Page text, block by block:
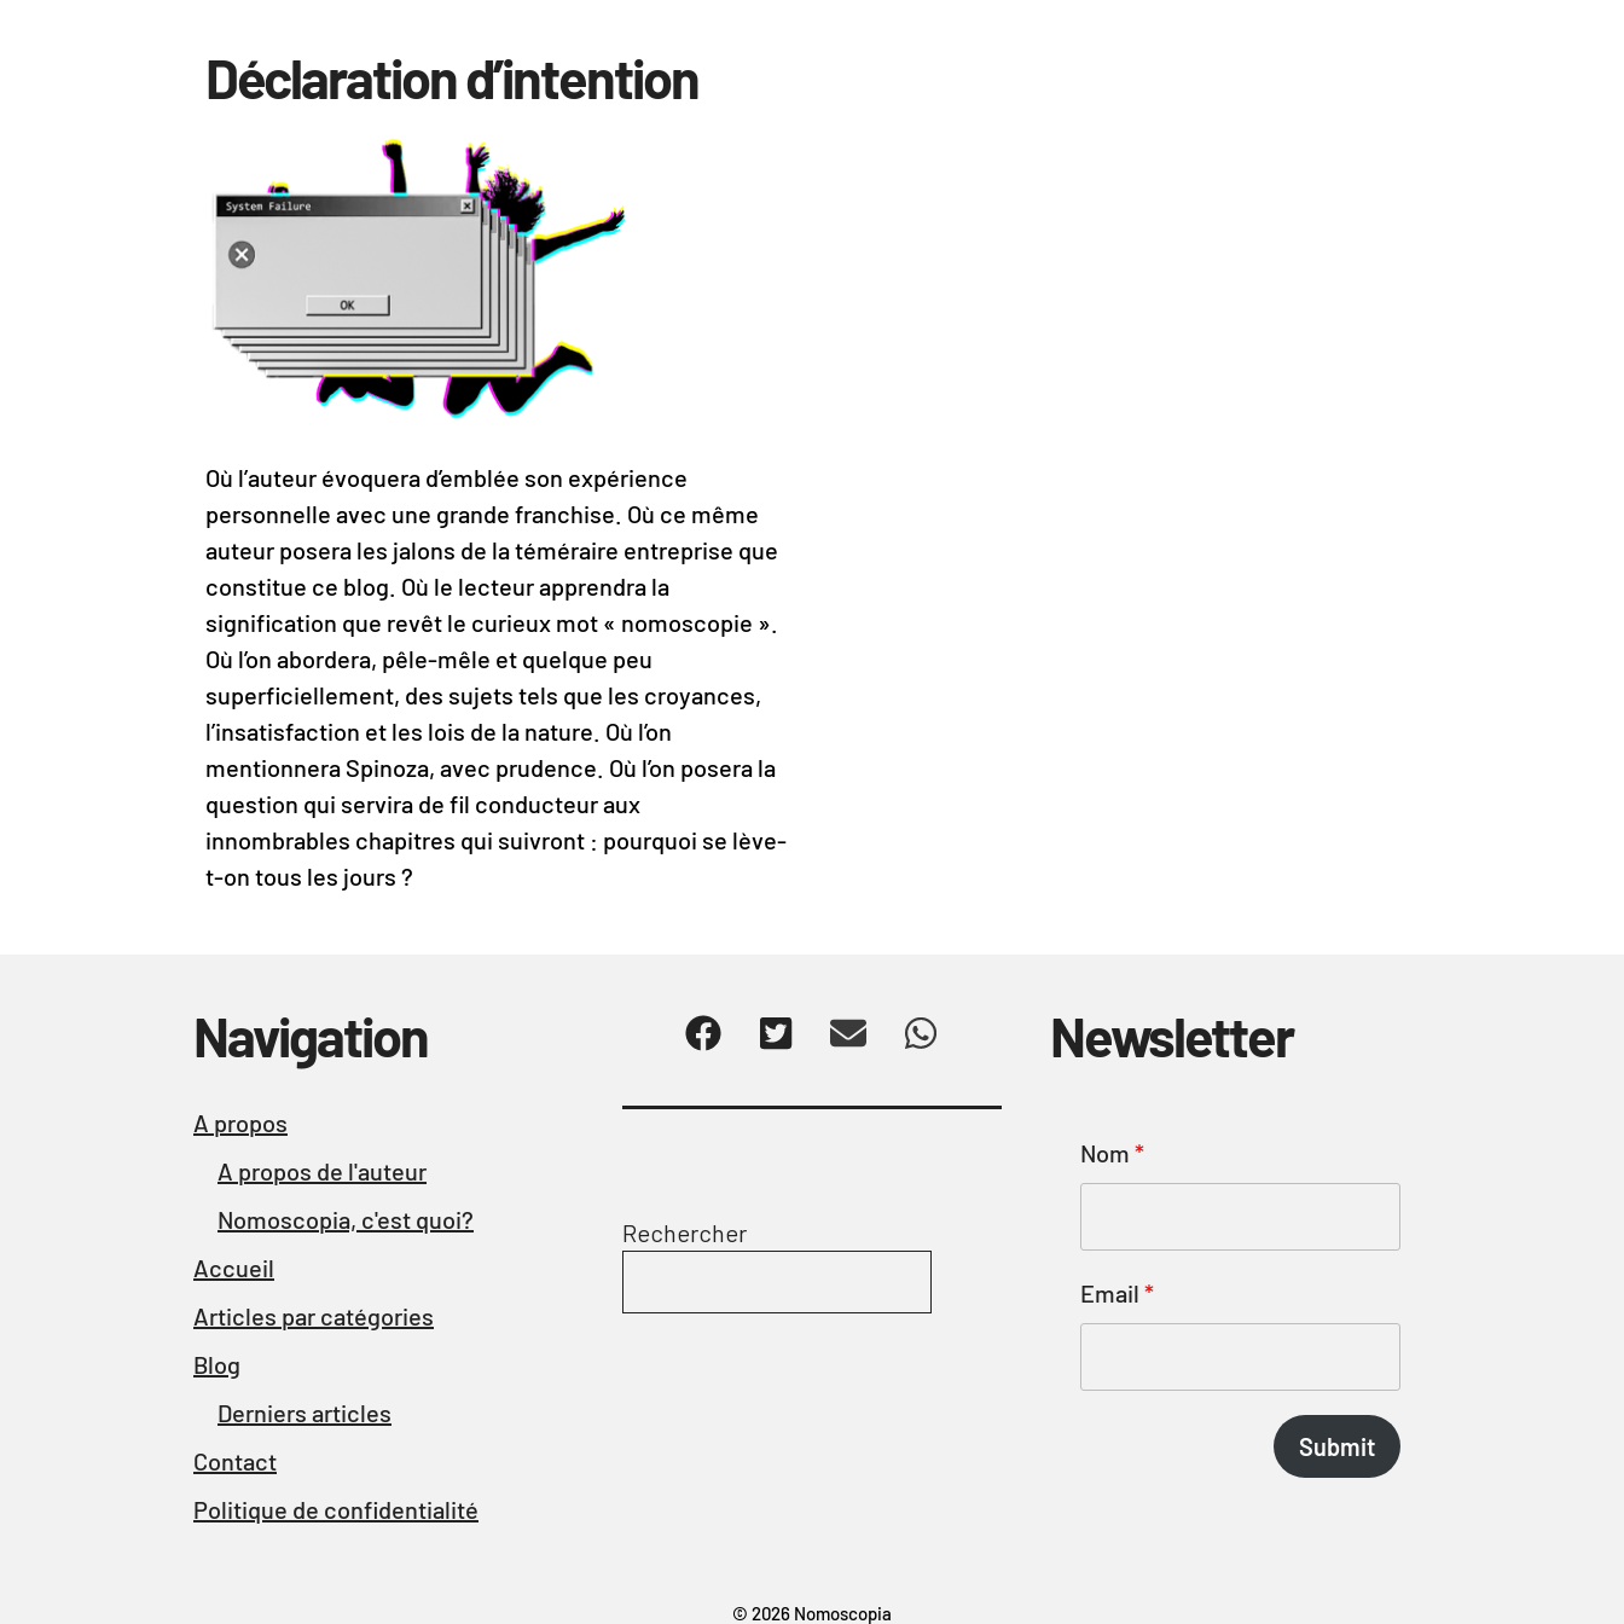
Déclaration d’intention
Où l’auteur évoquera d’emblée son expérience
personnelle avec une grande franchise. Où ce même
auteur posera les jalons de la téméraire entreprise que
constitue ce blog. Où le lecteur apprendra la
signification que revêt le curieux mot « nomoscopie ».
Où l’on abordera, pêle-mêle et quelque peu
superficiellement, des sujets tels que les croyances,
l’insatisfaction et les lois de la nature. Où l’on
mentionnera Spinoza, avec prudence. Où l’on posera la
question qui servira de fil conducteur aux
innombrables chapitres qui suivront : pourquoi se lève-
t-on tous les jours ?
Navigation
A propos
A propos de l'auteur
Nomoscopia, c'est quoi?
Accueil
Articles par catégories
Blog
Derniers articles
Contact
Politique de confidentialité
Rechercher
Newsletter
Nom
Email
Submit
© 2026 Nomoscopia